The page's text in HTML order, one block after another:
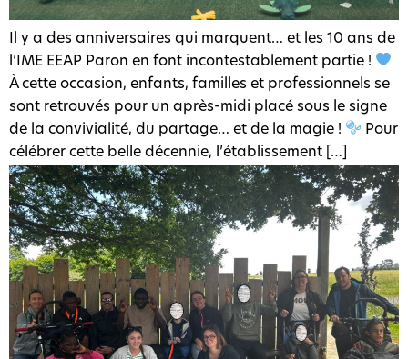
Il y a des anniversaires qui marquent… et les 10 ans de
l’IME EEAP Paron en font incontestablement partie !
À cette occasion, enfants, familles et professionnels se
sont retrouvés pour un après-midi placé sous le signe
de la convivialité, du partage… et de la magie !
Pour
célébrer cette belle décennie, l’établissement […]